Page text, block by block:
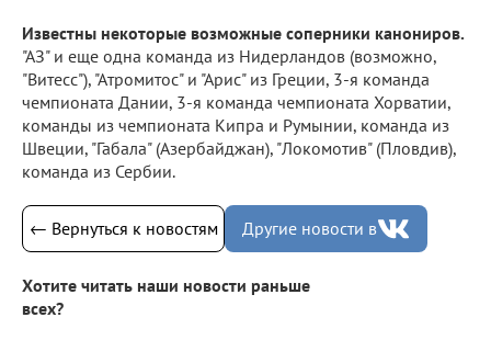
Известны некоторые возможные соперники канониров.
"АЗ" и еще одна команда из Нидерландов (возможно,
"Витесс"), "Атромитос" и "Арис" из Греции, 3-я команда
чемпионата Дании, 3-я команда чемпионата Хорватии,
команды из чемпионата Кипра и Румынии, команда из
Швеции, "Габала" (Азербайджан), "Локомотив" (Пловдив),
команда из Сербии.
← Вернуться к новостям Другие новости в
Хотите читать наши новости раньше
всех?